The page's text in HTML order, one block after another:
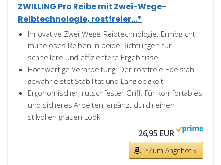
ZWILLING Pro Reibe mit Zwei-Wege-
Reibtechnologie, rostfreier...*
Innovative Zwei-Wege-Reibtechnologie: Ermöglicht
müheloses Reiben in beide Richtungen für
schnellere und effizientere Ergebnisse
Hochwertige Verarbeitung: Der rostfreie Edelstahl
gewährleistet Stabilität und Langlebigkeit
Ergonomischer, rutschfester Griff: Für komfortables
und sicheres Arbeiten, ergänzt durch einen
stilvollen grauen Look
26,95 EUR
*Zum Angebot »